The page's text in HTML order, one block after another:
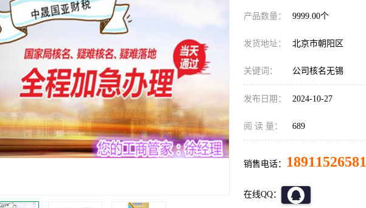
产品数量： 9999.00个
发货地址： 北京市朝阳区
关键词： 公司核名无锡
发布日期： 2024-10-27
阅 读 量： 689
销售电话： 18911526581
在线QQ：